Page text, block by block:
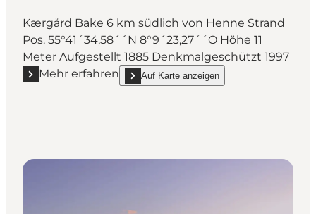
Kærgård Bake 6 km südlich von Henne Strand
Pos. 55°41´34,58´´N 8°9´23,27´´O Höhe 11
Meter Aufgestellt 1885 Denkmalgeschützt 1997
Mehr erfahren
Mehr erfahren "Schifffahrtszeichen bei Kærgaard"
Auf Karte anzeigen
show Schifffahrtszeichen bei Kærgaard